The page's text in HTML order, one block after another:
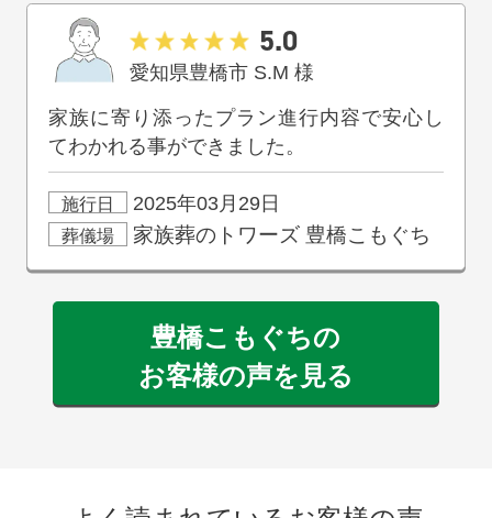
愛知県豊橋市 S.M様
5.0
施行日 2025年03月29日
家族に寄り添ったプラン進行内容で安心し
てわかれる事ができました。
葬儀場 家族葬のトワーズ 豊橋こもぐち
豊橋こもぐちの
お客様の声を見る